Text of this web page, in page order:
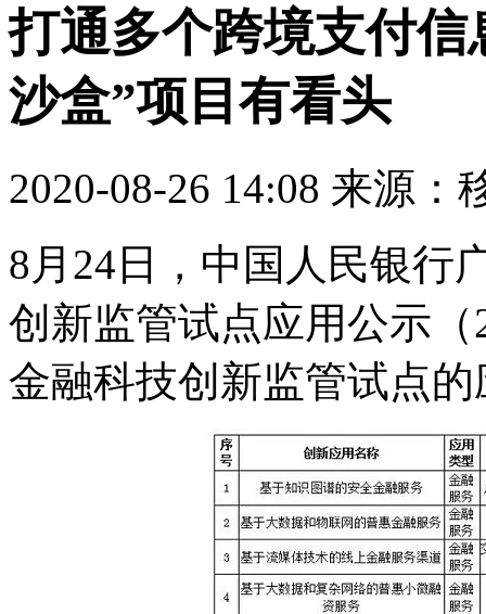
打通多个跨境支付
沙盒”项目有看头
2020-08-26 14:08 来源：
8月24日，中国人民银行
创新监管试点应用公示
金融科技创新监管试点